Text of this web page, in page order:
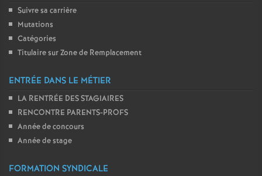
Suivre sa carrière
Mutations
Catégories
Titulaire sur Zone de Remplacement
ENTRÉE DANS LE MÉTIER
LA RENTRÉE DES STAGIAIRES
RENCONTRE PARENTS-PROFS
Année de concours
Année de stage
FORMATION SYNDICALE